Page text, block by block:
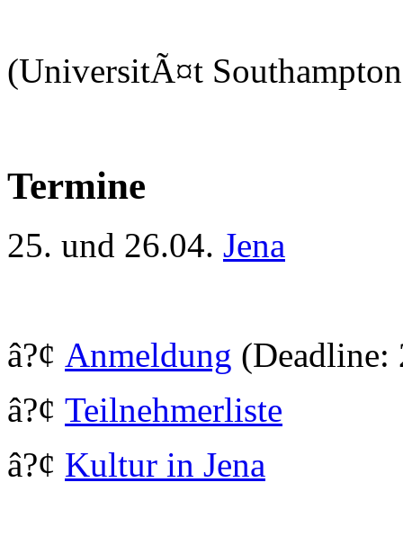
(UniversitÃ¤t
Termine
25. und 26.04. Jena
â?¢ Anmeldung
â?¢ Teilnehmerliste
â?¢ Kultur in Jena